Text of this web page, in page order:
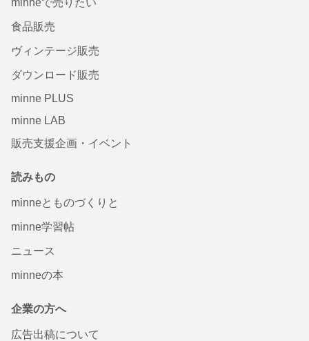
食品販売
ヴィンテージ販売
ダウンロード販売
minne PLUS
minne LAB
販売支援企画・イベント
読みもの
minneとものづくりと
minne学習帖
ニュース
minneの本
企業の方へ
広告出稿について